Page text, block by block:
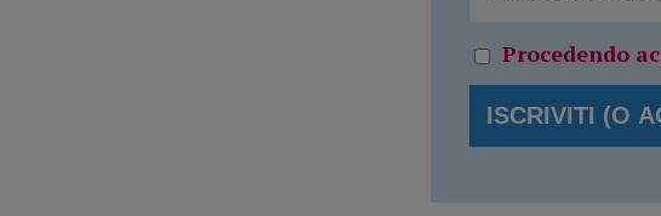
Procedendo